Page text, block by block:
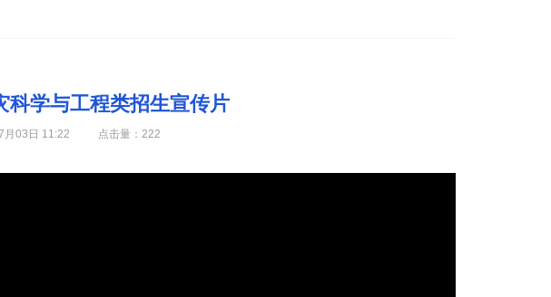
科学与工程类招生宣传片
月03日 11:22 点击量： 222